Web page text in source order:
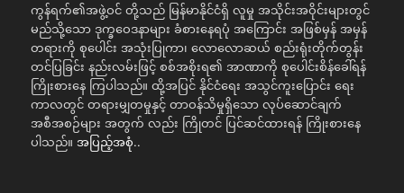
ကွန်ရက်၏အဖွဲ့ဝင် တို့သည် မြန်မာနိုင်ငံရှိ လူမှု အသိုင်းအဝိုင်းများတွင်
မည်သို့သော ဒုက္ခဝေဒနာများ ခံစားနေရပုံ အကြောင်း အဖြစ်မှန် အမှန်
တရားကို စုပေါင်း အသုံးပြုကာ၊ လောလောဆယ် စည်းရုံးတိုက်တွန်း
တင်ပြခြင်း နည်းလမ်းဖြင့် စစ်အစိုးရ၏ အာဏာကို စုပေါင်းစိန်ခေါ်ရန်
ကြိုးစားနေ ကြပါသည်။ ထို့အပြင် နိုင်ငံရေး အသွင်ကူးပြောင်း ရေး
ကာလတွင် တရားမျှတမှုနှင့် တာဝန်သိမှုရှိသော လုပ်ဆောင်ချက်
အစီအစဉ်များ အတွက် လည်း ကြိုတင် ပြင်ဆင်ထားရန် ကြိုးစားနေ
ပါသည်။ အပြည့်အစုံ..